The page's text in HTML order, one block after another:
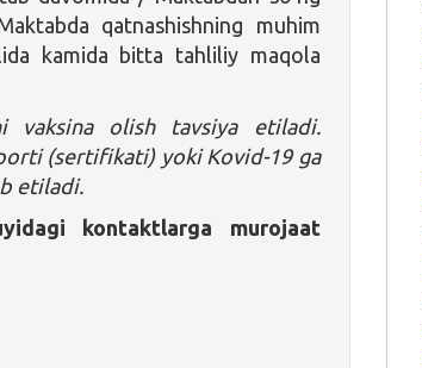
qatnashishning muhim
kamida bitta tahliliy maqola
vaksina olish tavsiya etiladi.
(sertifikati) yoki Kovid-19 ga
etiladi.
kontaktlarga murojaat